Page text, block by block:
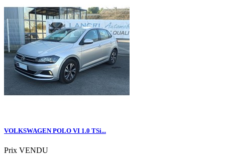
VOLKSWAGEN POLO VI 1.0 TSi...
Prix VENDU